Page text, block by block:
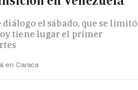
el sábado, que se
tiene lugar el primer
en Caraca